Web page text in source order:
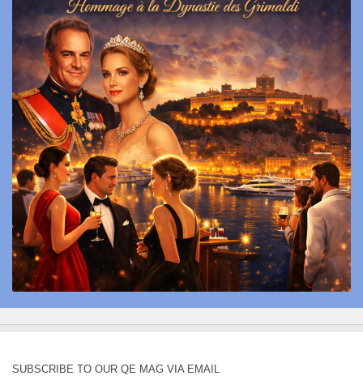
SUBSCRIBE TO OUR QE MAG VIA EMAIL